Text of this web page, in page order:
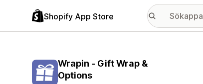
Shopify App Store
Wrapin ‑ Gift Wrap &
Options